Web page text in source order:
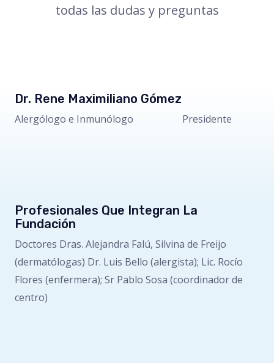
todas las dudas y preguntas
Dr. Rene Maximiliano Gómez
Alergólogo e Inmunólogo Presidente
Profesionales Que Integran La
Fundación
Doctores Dras. Alejandra Falú, Silvina de Freijo
(dermatólogas) Dr. Luis Bello (alergista); Lic. Rocío
Flores (enfermera); Sr Pablo Sosa (coordinador de
centro)